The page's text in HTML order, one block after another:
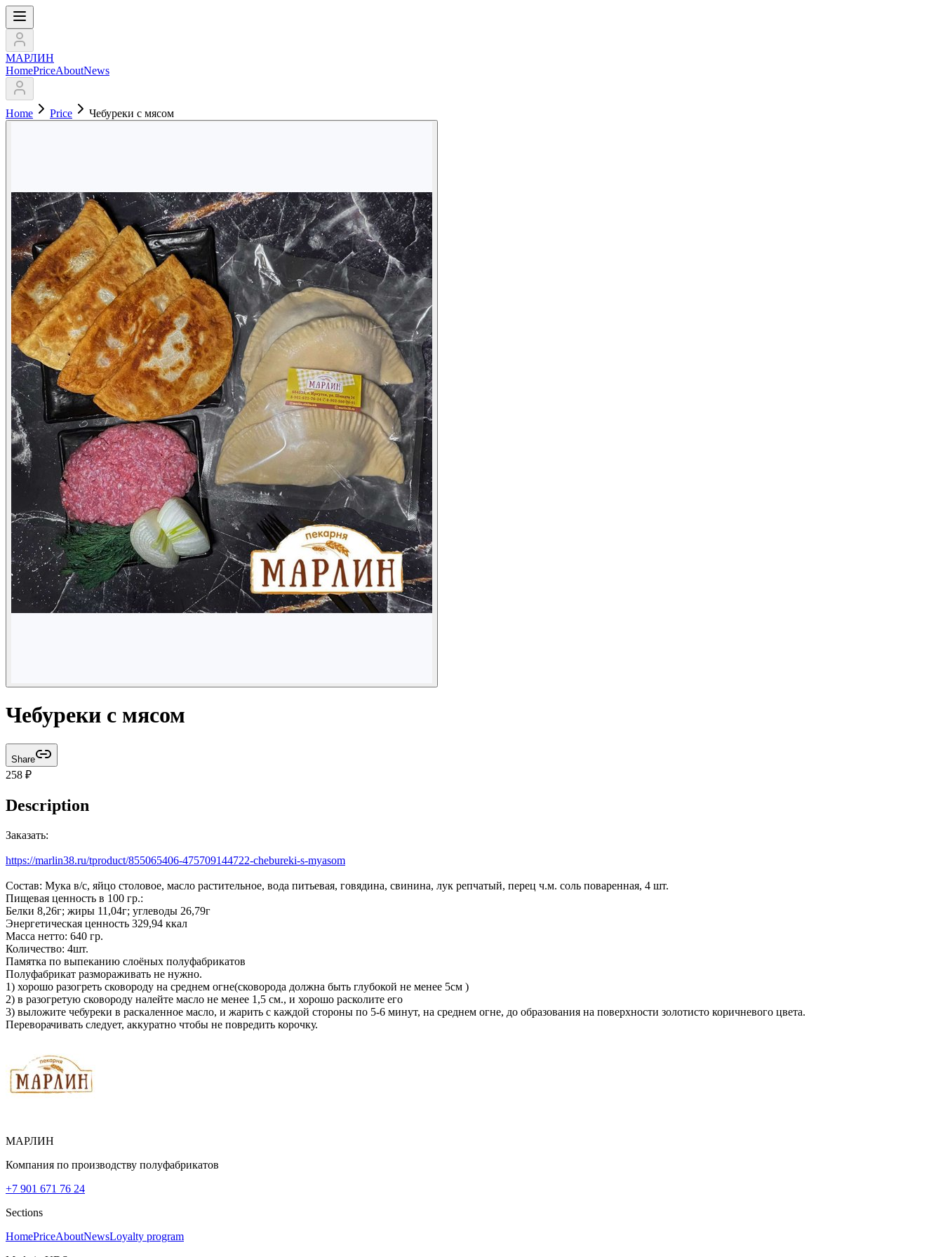
МАРЛИН
HomePriceAboutNews
Home Price Чебуреки с мясом
Чебуреки с мясом
Share
258 ₽
Description
Заказать:
https://marlin38.ru/tproduct/855065406-475709144722-chebureki-s-myasom
Состав: Мука в/с, яйцо столовое, масло растительное, вода питьевая, говядина, свинина, лук репчатый, перец ч.м. соль поваренная, 4 шт.
Пищевая ценность в 100 гр.:
Белки 8,26г; жиры 11,04г; углеводы 26,79г
Энергетическая ценность 329,94 ккал
Масса нетто: 640 гр.
Количество: 4шт.
Памятка по выпеканию слоёных полуфабрикатов
Полуфабрикат размораживать не нужно.
1) хорошо разогреть сковороду на среднем огне(сковорода должна быть глубокой не менее 5см )
2) в разогретую сковороду налейте масло не менее 1,5 см., и хорошо расколите его
3) выложите чебуреки в раскаленное масло, и жарить с каждой стороны по 5-6 минут, на среднем огне, до образования на поверхности золотисто коричневого цвета.
Переворачивать следует, аккуратно чтобы не повредить корочку.
МАРЛИН
Компания по производству полуфабрикатов
+7 901 671 76 24
Sections
HomePriceAboutNewsLoyalty program